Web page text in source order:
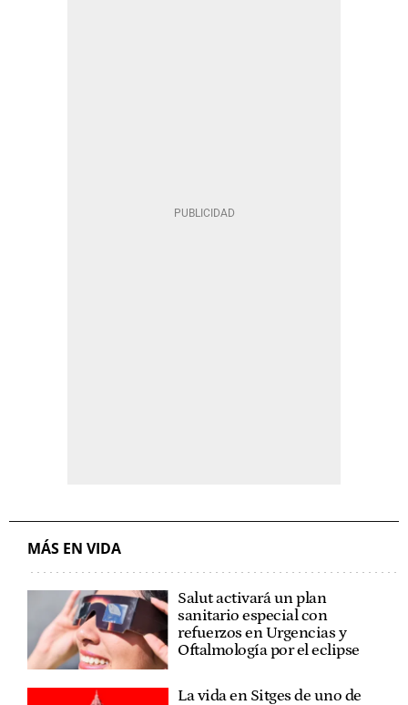
MÁS EN VIDA
Salut activará un plan
sanitario especial con
refuerzos en Urgencias y
Oftalmología por el eclipse
La vida en Sitges de uno de